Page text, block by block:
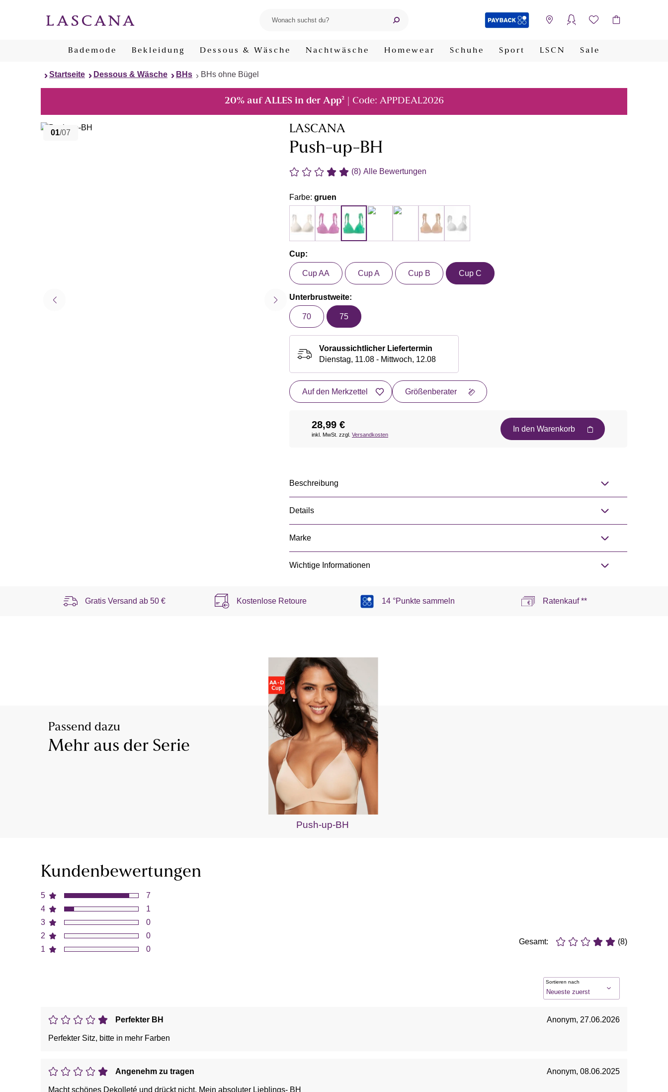
Bademode Bekleidung Dessous & Wäsche Nachtwäsche Homewear Schuhe Sport LSCN Sale
Startseite Dessous & Wäsche BHs BHs ohne Bügel
20% auf ALLES in der App²| Code: APPDEAL2026
01/07 LASCANA
Push-up-BH
(8) Alle Bewertungen
Farbe: gruen
Cup:
Cup AA Cup A Cup B Cup C
Unterbrustweite:
70 75
Voraussichtlicher Liefertermin
Dienstag, 11.08 - Mittwoch, 12.08
Auf den Merkzettel Größenberater
28,99 €
inkl. MwSt. zzgl. Versandkosten
In den Warenkorb
Beschreibung
Details
Marke
Wichtige Informationen
Gratis Versand ab 50 € Kostenlose Retoure 14 °Punkte sammeln Ratenkauf **
Passend dazu
Mehr aus der Serie
Push-up-BH
Kundenbewertungen
5
4
3
2
1
7
1
0
0
0
Gesamt: (8)
Sortieren nach
Perfekter BH Anonym, 27.06.2026
Perfekter Sitz, bitte in mehr Farben
Angenehm zu tragen Anonym, 08.06.2025
Macht schönes Dekolleté und drückt nicht. Mein absoluter Lieblings- BH